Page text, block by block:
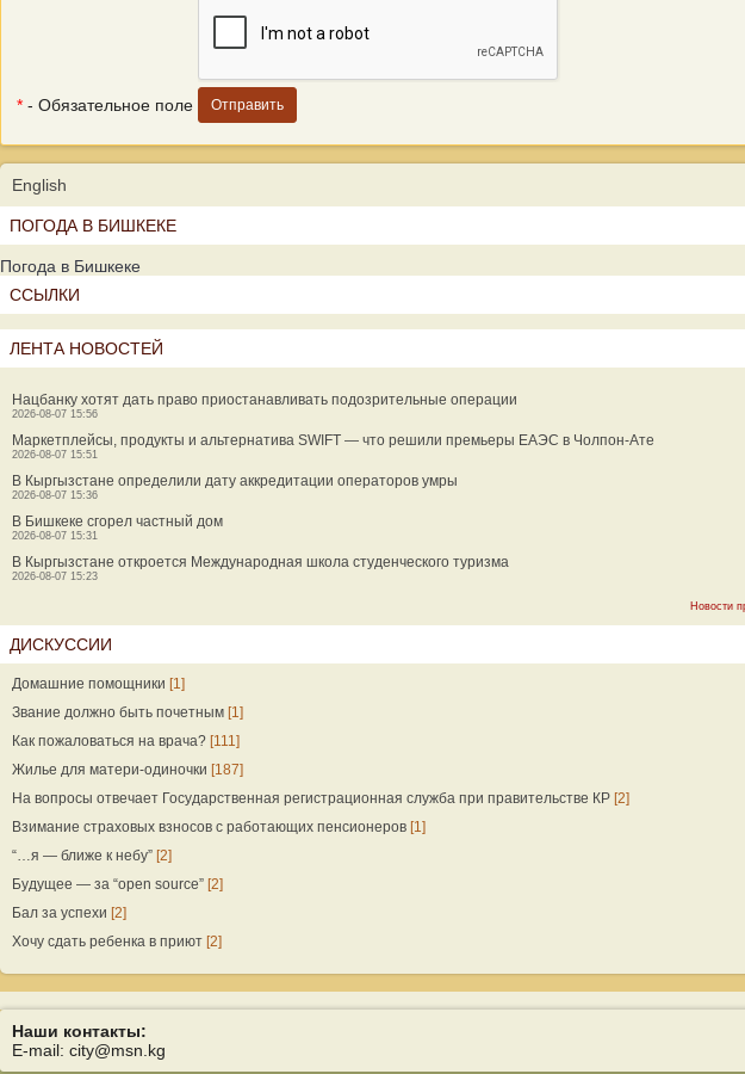
* - Обязательное поле
English
ПОГОДА В БИШКЕКЕ
Погода в Бишкеке
ССЫЛКИ
ЛЕНТА НОВОСТЕЙ
Нацбанку хотят дать право приостанавливать подозрительные операции
2026-08-07 15:56
Маркетплейсы, продукты и альтернатива SWIFT — что решили премьеры ЕАЭС в Чолпон-Ате
2026-08-07 15:51
В Кыргызстане определили дату аккредитации операторов умры
2026-08-07 15:36
В Бишкеке сгорел частный дом
2026-08-07 15:31
В Кыргызстане откроется Международная школа студенческого туризма
2026-08-07 15:23
Новости
ДИСКУССИИ
Домашние помощники [1]
Звание должно быть почетным [1]
Как пожаловаться на врача? [111]
Жилье для матери-одиночки [187]
На вопросы отвечает Государственная регистрационная служба при правительстве КР [2]
Взимание страховых взносов с работающих пенсионеров [1]
“…я — ближе к небу” [2]
Будущее — за “open source” [2]
Бал за успехи [2]
Хочу сдать ребенка в приют [2]
Наши контакты:
E-mail: city@msn.kg